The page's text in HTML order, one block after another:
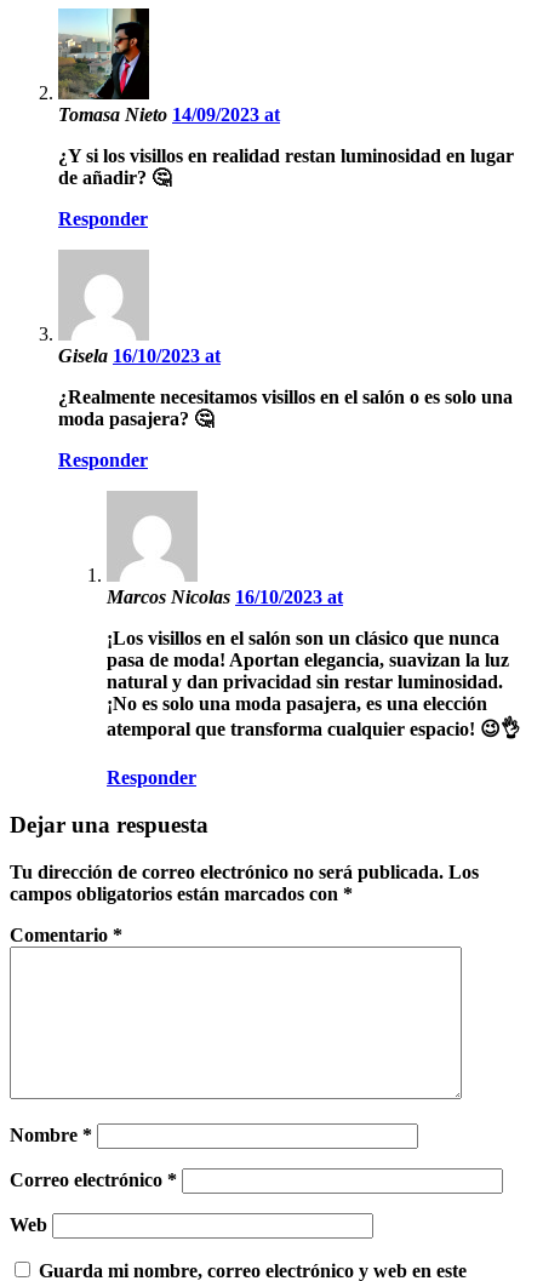
Tomasa Nieto 14/09/2023 at
¿Y si los visillos en realidad restan luminosidad en lugar
de añadir? 🤔
Responder
Gisela 16/10/2023 at
¿Realmente necesitamos visillos en el salón o es solo una
moda pasajera? 🤔
Responder
Marcos Nicolas 16/10/2023 at
¡Los visillos en el salón son un clásico que nunca
pasa de moda! Aportan elegancia, suavizan la luz
natural y dan privacidad sin restar luminosidad.
¡No es solo una moda pasajera, es una elección
atemporal que transforma cualquier espacio! 😉👌
Responder
Dejar una respuesta
Tu dirección de correo electrónico no será publicada. Los
campos obligatorios están marcados con *
Comentario *
Nombre *
Correo electrónico *
Web
Guarda mi nombre, correo electrónico y web en este